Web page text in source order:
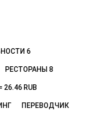
6
РЕСТОРАНЫ 8
26.46 RUB
ПЕРЕВОДЧИК